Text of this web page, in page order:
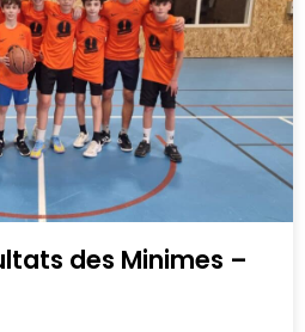
des Minimes –